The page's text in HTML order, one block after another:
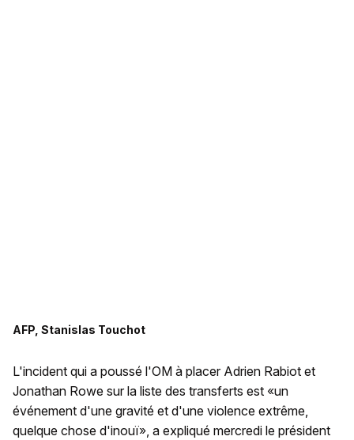
AFP, Stanislas Touchot
L'incident qui a poussé l'OM à placer Adrien Rabiot et
Jonathan Rowe sur la liste des transferts est «un
événement d'une gravité et d'une violence extrême,
quelque chose d'inouï», a expliqué mercredi le président